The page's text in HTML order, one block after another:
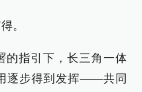
。
的指引下，长三角一体
逐步得到发挥——共同